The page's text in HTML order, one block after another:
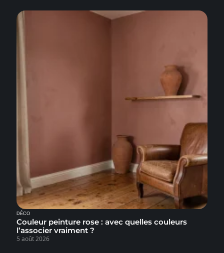
DÉCO
Couleur peinture rose : avec quelles couleurs
l’associer vraiment ?
5 août 2026